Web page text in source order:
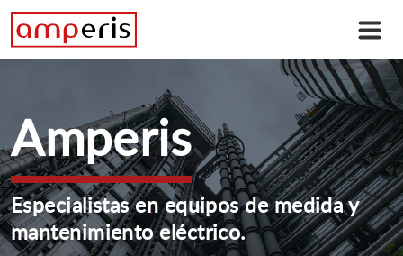
Amperis
Especialistas en equipos de medida y
mantenimiento eléctrico.